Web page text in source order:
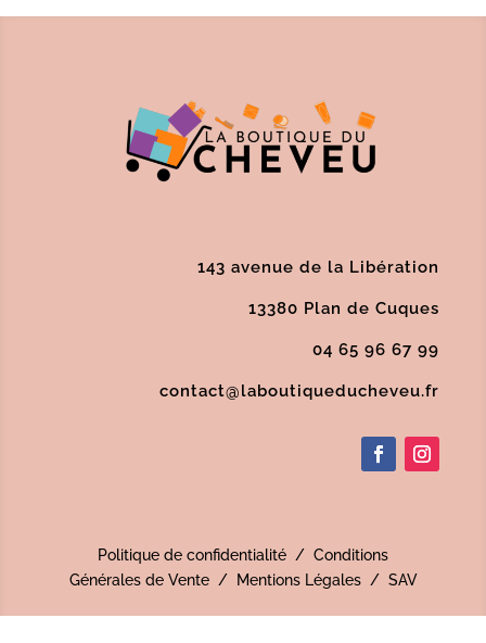
143 avenue de la Libération
13380 Plan de Cuques
04 65 96 67 99
contact@laboutiqueducheveu.fr
Politique de confidentialité / Conditions
Générales de Vente/ Mentions Légales/ SAV